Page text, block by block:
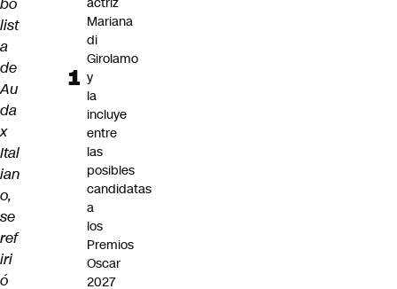
list
a
de
Au
da
x
Ital
ian
o,
se
ref
iri
ó
Mariana
di
Girolamo
y
la
incluye
entre
las
posibles
candidatas
a
los
Premios
Oscar
2027